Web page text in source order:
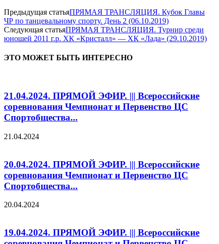
Предыдущая статьяПРЯМАЯ ТРАНСЛЯЦИЯ. Кубок Главы
ЧР по танцевальному спорту. День 2 (06.10.2019)
Следующая статьяПРЯМАЯ ТРАНСЛЯЦИЯ. Турнир среди
юношей 2011 г.р. ХК «Кристалл» — ХК «Лада» (29.10.2019)
ЭТО МОЖЕТ БЫТЬ ИНТЕРЕСНО
21.04.2024. ПРЯМОЙ ЭФИР. ||| Всероссийские
соревнования Чемпионат и Первенство ЦС
Спортобщества...
21.04.2024
20.04.2024. ПРЯМОЙ ЭФИР. ||| Всероссийские
соревнования Чемпионат и Первенство ЦС
Спортобщества...
20.04.2024
19.04.2024. ПРЯМОЙ ЭФИР. ||| Всероссийские